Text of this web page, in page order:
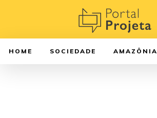
HOME SOCIEDADE AMAZÔNIA